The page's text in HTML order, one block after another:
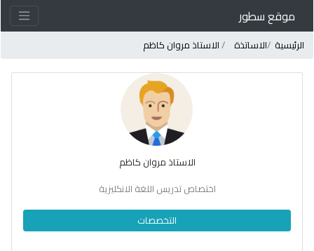
موقع سطور
الرئيسية الاساتذة الاستاذ مروان كاظم
الاستاذ مروان كاظم
اختصاص تدريس اللغة الانكليزية
التخصصات